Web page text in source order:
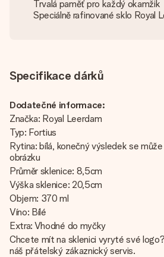
Trvalá paměť pro každý okamžik
Speciálně rafinované sklo Royal
Specifikace dárků
Dodatečné informace:
Značka: Royal Leerdam
Typ: Fortius
Rytina: bílá, konečný výsledek se
obrázku
Průměr sklenice: 8,5cm
Výška sklenice: 20,5cm
Objem: 370 ml
Víno: Bílé
Extra: Vhodné do myčky
Chcete mít na sklenici vyryté své
náš přátelský zákaznický servis.